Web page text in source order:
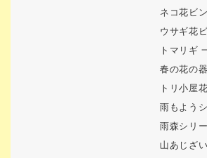
ネコ花ビン
ウサギ花
トマリギ
春の花の器
トリ小屋
雨もよう
雨森シリ
山あじざ